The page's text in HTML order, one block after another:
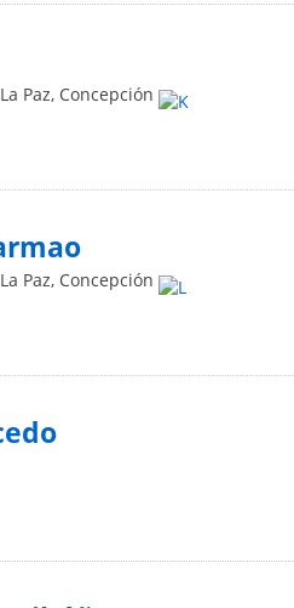
Paz, Concepción
Paz, Concepción